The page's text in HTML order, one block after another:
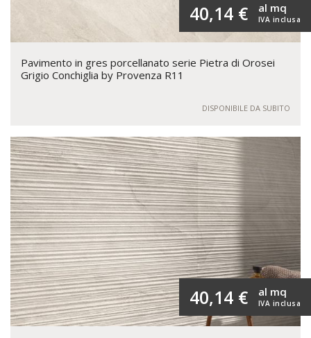
40,14 € IVA inclusa
al mq
Pavimento in gres porcellanato serie Pietra di Orosei
Grigio Conchiglia by Provenza R11
DISPONIBILE DA SUBITO
40,14 € IVA inclusa
al mq